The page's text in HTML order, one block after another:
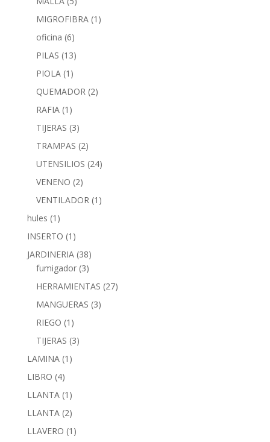
MIGROFIBRA (1)
oficina (6)
PILAS (13)
PIOLA (1)
QUEMADOR (2)
RAFIA (1)
TIJERAS (3)
TRAMPAS (2)
UTENSILIOS (24)
VENENO (2)
VENTILADOR (1)
hules (1)
INSERTO (1)
JARDINERIA (38)
fumigador (3)
HERRAMIENTAS (27)
MANGUERAS (3)
RIEGO (1)
TIJERAS (3)
LAMINA (1)
LIBRO (4)
LLANTA (1)
LLANTA (2)
LLAVERO (1)